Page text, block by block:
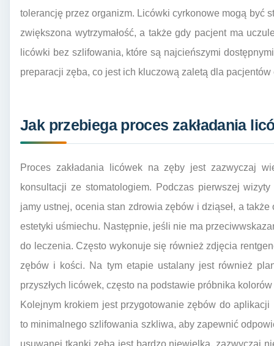
tolerancję przez organizm. Licówki cyrkonowe mogą być
zwiększona wytrzymałość, a także gdy pacjent ma
licówki bez szlifowania, które są najcieńszymi
preparacji zęba, co jest ich kluczową zaletą dla
Jak przebiega proces zakładania
Proces zakładania licówek na zęby jest zazwyczaj
konsultacji ze stomatologiem. Podczas pierwszej
jamy ustnej, ocenia stan zdrowia zębów i dziąseł, a
estetyki uśmiechu. Następnie, jeśli nie ma
do leczenia. Często wykonuje się również zdjęcia
zębów i kości. Na tym etapie ustalany jest również
przyszłych licówek, często na podstawie próbnika
Kolejnym krokiem jest przygotowanie zębów do
to minimalnego szlifowania szkliwa, aby zapewnić
usuwanej tkanki zęba jest bardzo niewielka, zazwyczaj